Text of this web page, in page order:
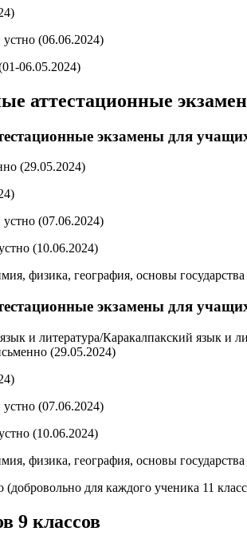
(06.06.2024)
06.05.2024)
аттестационные
экзамены для
(29.05.2024)
(07.06.2024)
(10.06.2024)
физика, география, основы
экзамены для
и литература/Каракалпакский язык и
(29.05.2024)
(07.06.2024)
(10.06.2024)
физика, география, основы
для каждого ученика 11
9 классов